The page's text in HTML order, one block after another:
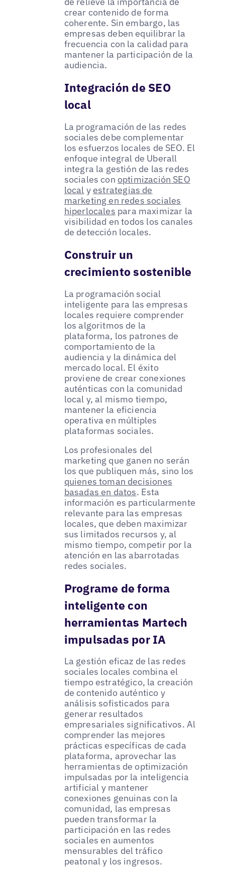
crear contenido de forma
coherente. Sin embargo, las
empresas deben equilibrar la
frecuencia con la calidad para
mantener la participación de la
audiencia.
Integración de SEO
local
La programación de las redes
sociales debe complementar
los esfuerzos locales de SEO. El
enfoque integral de Uberall
integra la gestión de las redes
sociales con optimización SEO
local y estrategias de
marketing en redes sociales
hiperlocales para maximizar la
visibilidad en todos los canales
de detección locales.
Construir un
crecimiento sostenible
La programación social
inteligente para las empresas
locales requiere comprender
los algoritmos de la
plataforma, los patrones de
comportamiento de la
audiencia y la dinámica del
mercado local. El éxito
proviene de crear conexiones
auténticas con la comunidad
local y, al mismo tiempo,
mantener la eficiencia
operativa en múltiples
plataformas sociales.
Los profesionales del
marketing que ganen no serán
los que publiquen más, sino los
quienes toman decisiones
basadas en datos. Esta
información es particularmente
relevante para las empresas
locales, que deben maximizar
sus limitados recursos y, al
mismo tiempo, competir por la
atención en las abarrotadas
redes sociales.
Programe de forma
inteligente con
herramientas Martech
impulsadas por IA
La gestión eficaz de las redes
sociales locales combina el
tiempo estratégico, la creación
de contenido auténtico y
análisis sofisticados para
generar resultados
empresariales significativos. Al
comprender las mejores
prácticas específicas de cada
plataforma, aprovechar las
herramientas de optimización
impulsadas por la inteligencia
artificial y mantener
conexiones genuinas con la
comunidad, las empresas
pueden transformar la
participación en las redes
sociales en aumentos
mensurables del tráfico
peatonal y los ingresos.